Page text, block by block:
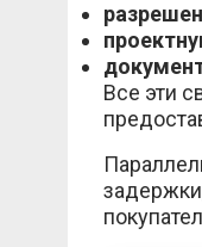
Все эти